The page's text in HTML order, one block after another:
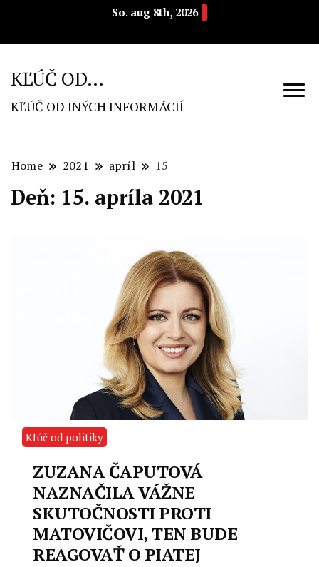
So. aug 8th, 2026
KĽÚČ OD…
KĽÚČ OD INÝCH INFORMÁCIÍ
Home 2021 apríl 15
Deň: 15. apríla 2021
Kľúč od politiky
ZUZANA ČAPUTOVÁ
NAZNAČILA VÁŽNE
SKUTOČNOSTI PROTI
MATOVIČOVI, TEN BUDE
REAGOVAŤ O PIATEJ